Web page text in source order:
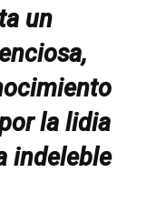
un
la lidia
indeleble